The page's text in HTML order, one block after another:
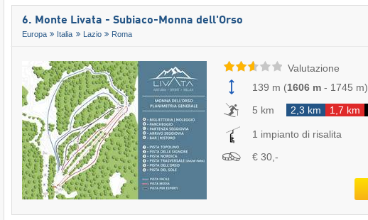
6. Monte Livata - Subiaco-Monna dell'Orso
Europa Italia Lazio Roma
Valutazione
139 m (1606 m - 1745 m)
5 km
2,3 km 1,7 km
1 impianto di risalita
€ 30,-